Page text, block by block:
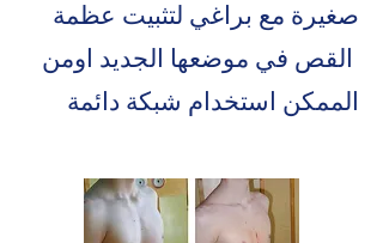
صغيرة مع براغي لتثبيت عظمة
القص في موضعها الجديد اومن
الممكن استخدام شبكة دائمة